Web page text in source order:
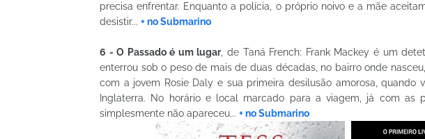
precisa enfrentar. Enquanto a polícia, o próprio noivo e a mãe
desistir... + no Submarino
6 - O Passado é um lugar, de Taná French: Frank Mackey é um
enterrou sob o peso de mais de duas décadas, no bairro onde
com a jovem Rosie Daly e sua primeira desilusão amorosa,
Inglaterra. No horário e local marcado para a viagem, já com as
simplesmente não apareceu... + no Submarino